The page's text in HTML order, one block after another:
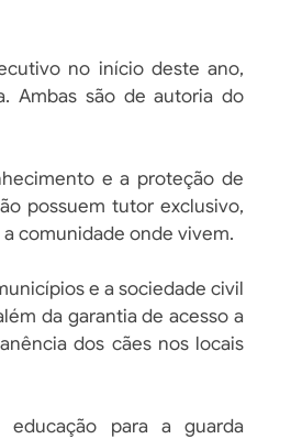
no início deste ano,
Ambas são de autoria do
e a proteção de
possuem tutor exclusivo,
comunidade onde vivem.
e a sociedade civil
da garantia de acesso a
dos cães nos locais
para a guarda